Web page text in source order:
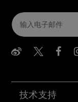
技术支持
Belkin